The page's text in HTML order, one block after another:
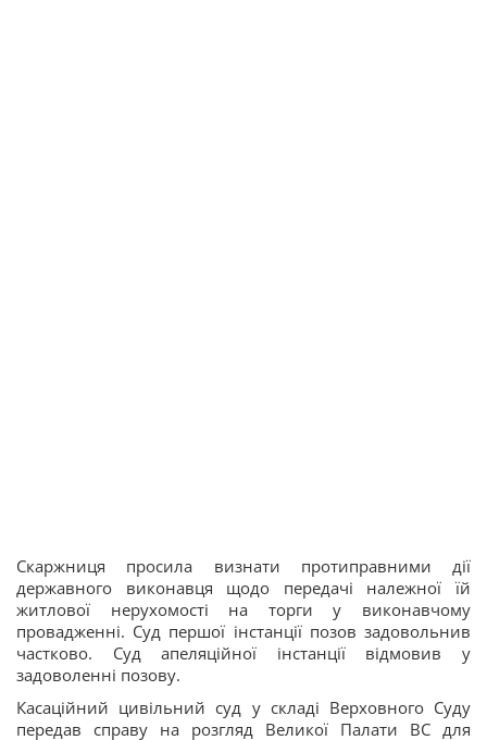
Cкаржниця просила визнати протиправними дії
державного виконавця щодо передачі належної їй
житлової нерухомості на торги у виконавчому
провадженні. Суд першої інстанції позов задовольнив
частково. Суд апеляційної інстанції відмовив у
задоволенні позову.
Касаційний цивільний суд у складі Верховного Суду
передав справу на розгляд Великої Палати ВС для